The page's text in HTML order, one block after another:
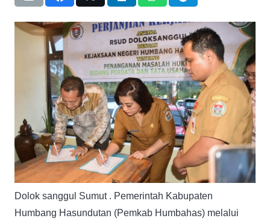
Dolok sanggul Sumut . Pemerintah Kabupaten
Humbang Hasundutan (Pemkab Humbahas) melalui